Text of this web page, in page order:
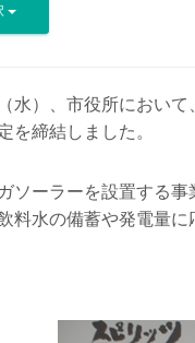
水）、市役所において
を締結しました。
ソーラーを設置する事
料水の備蓄や発電量